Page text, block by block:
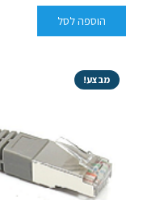
הוספה לסל
מבצע!